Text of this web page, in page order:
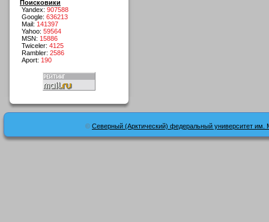
Поисковики
Yandex: 907588
Google: 636213
Mail: 141397
Yahoo: 59564
MSN: 15886
Twiceler: 4125
Rambler: 2586
Aport: 190
© Северный (Арктический) федеральный университет